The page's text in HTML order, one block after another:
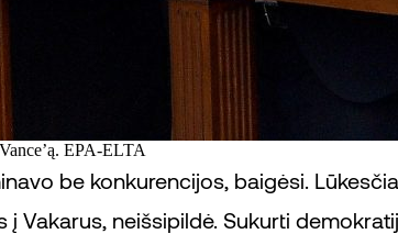
EPA-ELTA
be konkurencijos, baigėsi.
Vakarus, neišsipildė. Sukurti